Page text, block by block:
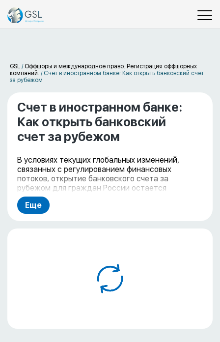
GSL / Оффшоры и международное право. Регистрация оффшорных
компаний. / Счет в иностранном банке: Как открыть банковский счет
за рубежом
Счет в иностранном банке:
Как открыть банковский
счет за рубежом
В условиях текущих глобальных изменений,
связанных с регулированием финансовых
потоков, открытие банковского счета за
рубежом для граждан России остается
актуальной и непростой задачей. На нашем
портале представлен тщательно проработанный
список банков различных юрисдикций, готовых к
подходящей юрисдикции и заканчивая
управлением счетом на ежедневной основе.
Еще